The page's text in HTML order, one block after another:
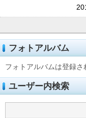
フォトアルバム
フォトアルバムは登録さ
ユーザー内検索